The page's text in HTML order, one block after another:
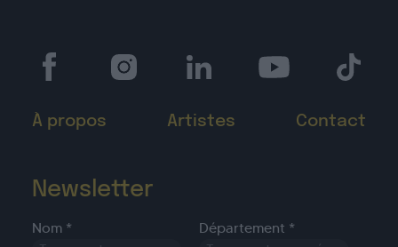
À propos Artistes Contact
Newsletter
Nom * Département *